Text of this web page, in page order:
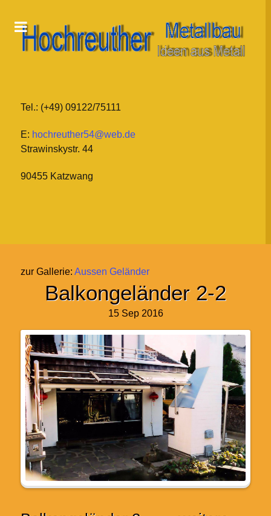
Tel.: (+49) 09122/75111
E: hochreuther54@web.de
Strawinskystr. 44
90455 Katzwang
zur Gallerie: Aussen Geländer
Balkongeländer 2-2
15 Sep 2016